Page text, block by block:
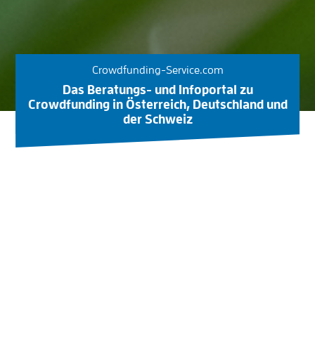
Crowdfunding-Service.com
Das Beratungs- und Infoportal zu
Crowdfunding in Österreich, Deutschland und
der Schweiz